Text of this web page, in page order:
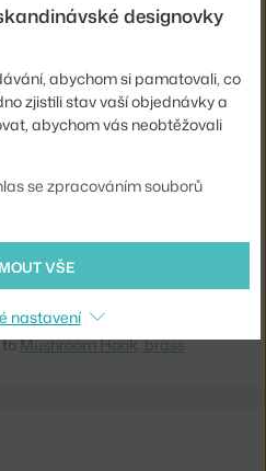
pro montáž.
Mushroom, Brass
toMushroom Hook, brass
designovky
abychom si pamatovali, co
zjistili stav vaší objednávky a
abychom vás neobtěžovali
se zpracováním souborů
VŠE
nastavení